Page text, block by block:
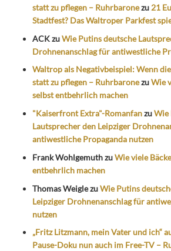
statt zu pflegen – Ruhrbaronezu 21
Stadtfest? Das Waltroper Parkfest
ACKzuWie Putins deutsche
Drohnenanschlag für antiwestliche
Waltrop als Negativbeispiel: Wenn
statt zu pflegen – RuhrbaronezuWie
selbst entbehrlich machen
"Kaiserfront Extra"-RomanfanzuWie
Lautsprecher den Leipziger
antiwestliche Propaganda nutzen
Frank WohlgemuthzuWie viele
entbehrlich machen
Thomas WeiglezuWie Putins
Leipziger Drohnenanschlag für
nutzen
„Fritz Litzmann, mein Vater und ich“
Pause-Doku nun auch im Free-TV –